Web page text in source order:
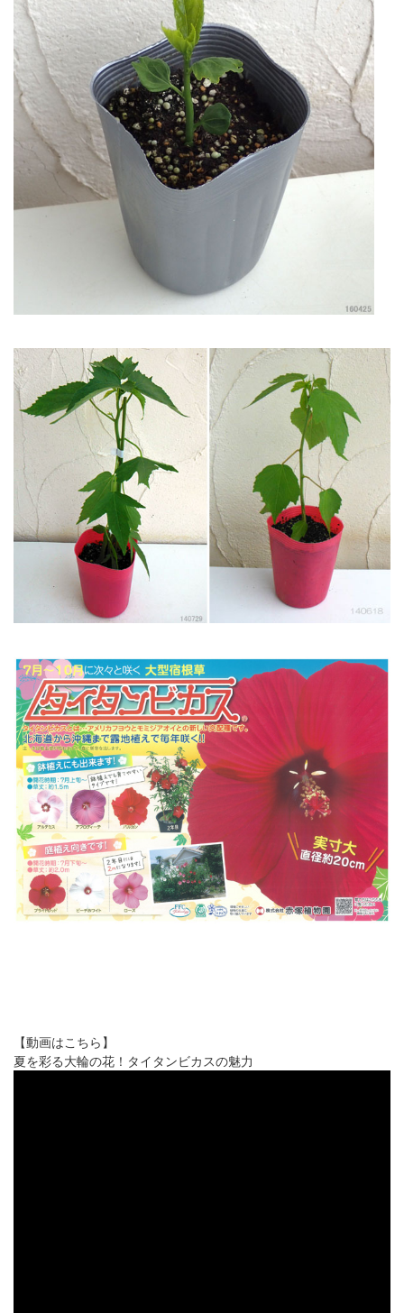
【動画はこちら】
夏を彩る大輪の花！タイタンビカスの魅力